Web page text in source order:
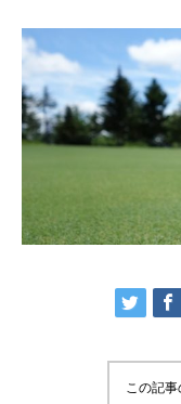
この記